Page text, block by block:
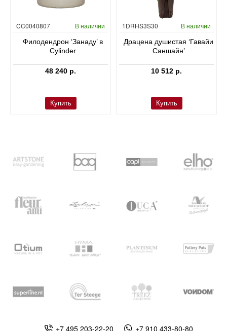
CC0040807 В наличии
Филодендрон ‘Занаду’ в
Cylinder
48 240 р.
Купить
Гидропоника
1DRHS3S30 В наличии
Драцена душистая ‘Гавайи
Саншайн’
10 512 р.
Купить
+7 495 203-22-20 +7 910 433-80-80